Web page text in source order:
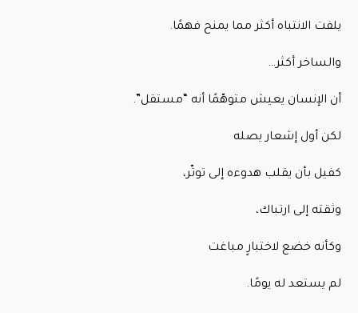
يلفت الانتباه أكثر مما يمنح فهمًا.
والساخر أكثر…
أن الإنسان يعيش متوهّمًا أنه “مستقل”.
لكن أول إشعار يصله
كفيل بأن يقلب هدوءه إلى توتّر،
وثقته إلى ارتباك،
وكأنه خضع لاختبارٍ مباغت
لم يستعد له يومًا.